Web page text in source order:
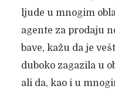
ljude u mnogim
agente za prodaju
bave, kažu da je
duboko zagazila u
ali da, kao i u